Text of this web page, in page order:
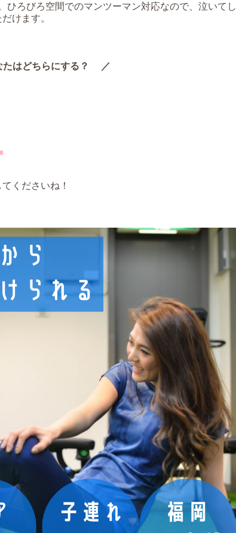
ひろびろ空間でのマンツーマン対応なので、泣いてし
けます。
はどちらにする？ ／
くださいね！